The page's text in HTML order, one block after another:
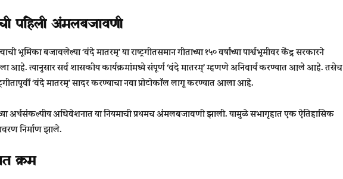
पहिली अंमलबजावणी
भूमिका बजावलेल्या ‘वंदे मातरम्’ या राष्ट्रगीतसमान गीताच्या १५० वर्षांच्या पार्श्वभूमीवर केंद्र सरकारने
आहे. त्यानुसार सर्व शासकीय कार्यक्रमांमध्ये संपूर्ण ‘वंदे मातरम्’ म्हणणे अनिवार्य करण्यात आले आहे. तसेच
‘वंदे मातरम्’ सादर करण्याचा नवा प्रोटोकॉल लागू करण्यात आला आहे.
अर्थसंकल्पीय अधिवेशनात या नियमाची प्रथमच अंमलबजावणी झाली. यामुळे सभागृहात एक ऐतिहासिक
निर्माण झाले.
क्रम